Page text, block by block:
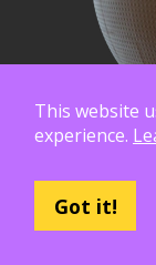
This website
experience.
Got it!